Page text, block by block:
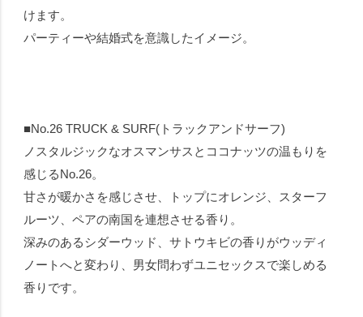
けます。
パーティーや結婚式を意識したイメージ。
■No.26 TRUCK & SURF(トラックアンドサーフ)
ノスタルジックなオスマンサスとココナッツの温もりを
感じるNo.26。
甘さが暖かさを感じさせ、トップにオレンジ、スターフ
ルーツ、ペアの南国を連想させる香り。
深みのあるシダーウッド、サトウキビの香りがウッディ
ノートへと変わり、男女問わずユニセックスで楽しめる
香りです。